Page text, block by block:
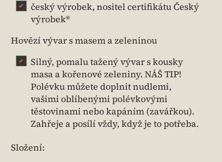
český výrobek, nositel certifikátu Český
výrobek®
Hovězí vývar s masem a zeleninou
Silný, pomalu tažený vývar s kousky
masa a kořenové zeleniny. NÁŠ TIP!
Polévku můžete doplnit nudlemi,
vašimi oblíbenými polévkovými
těstovinami nebo kapáním (zavářkou).
Zahřeje a posílí vždy, když je to potřeba.
Složení: